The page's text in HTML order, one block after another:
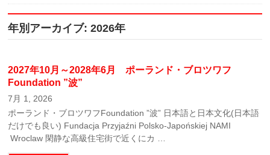
年別アーカイブ: 2026年
2027年10月～2028年6月 ポーランド・ブロツワフ
Foundation ”波”
7月 1, 2026
ポーランド・ブロツワフFoundation ”波” 日本語と日本文化(日本語
だけでも良い) Fundacja Przyjaźni Polsko-Japońskiej NAMI
Wroclaw 閑静な高級住宅街で近くにカ …